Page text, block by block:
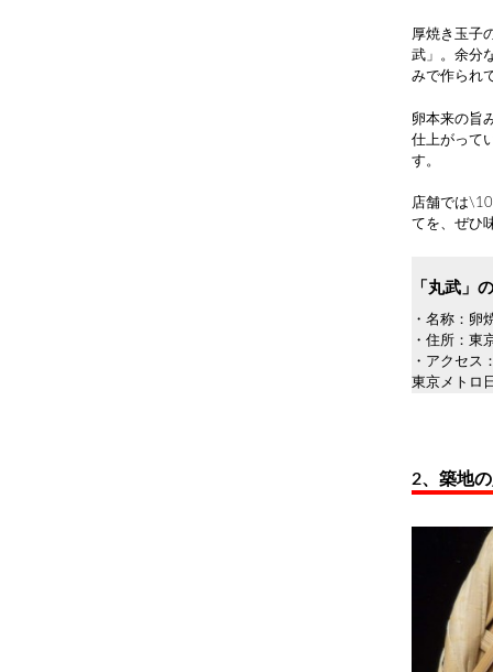
厚焼き玉子
武」。余分
みで作られ
卵本来の旨
仕上がって
す。
店舗では
てを、ぜひ
「丸武」
・名称：卵
・住所：東
・アクセス
東京メトロ
2、築地